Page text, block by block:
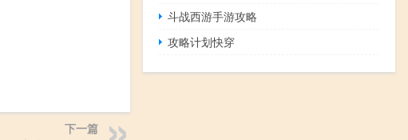
下一篇
斗战西游手游攻略
攻略计划快穿